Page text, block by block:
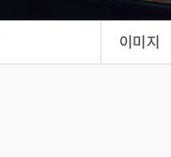
이미지